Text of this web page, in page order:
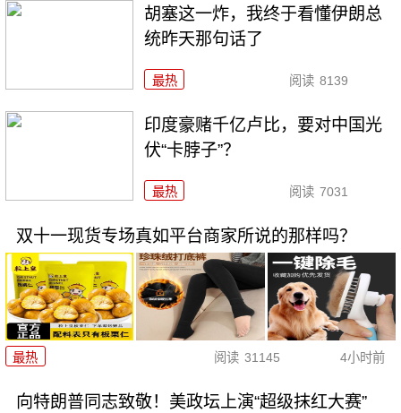
胡塞这一炸，我终于看懂伊朗总
统昨天那句话了
最热 阅读 8139
印度豪赌千亿卢比，要对中国光
伏“卡脖子”？
最热 阅读 7031
双十一现货专场真如平台商家所说的那样吗？
最热 阅读 31145 4小时前
向特朗普同志致敬！美政坛上演“超级抹红大赛”